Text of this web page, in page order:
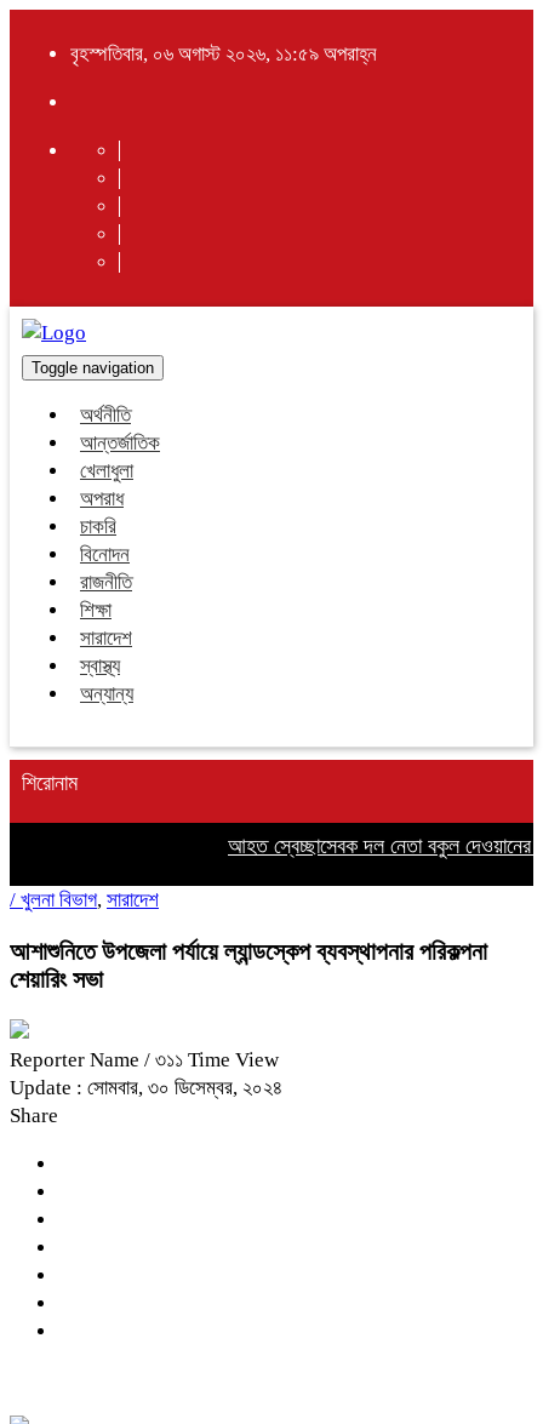
বৃহস্পতিবার, ০৬ অগাস্ট ২০২৬, ১১:৫৯ অপরাহ্ন
Toggle navigation
অর্থনীতি
আন্তর্জাতিক
খেলাধুলা
অপরাধ
চাকরি
বিনোদন
রাজনীতি
শিক্ষা
সারাদেশ
স্বাস্থ্য
অন্যান্য
শিরোনাম
আহত স্বেচ্ছাসেবক দল নেতা বকুল দেওয়ানের
/ খুলনা বিভাগ, সারাদেশ
আশাশুনিতে উপজেলা পর্যায়ে ল্যান্ডস্কেপ ব্যবস্থাপনার পরিকল্পনা
শেয়ারিং সভা
Reporter Name / ৩১১ Time View
Update : সোমবার, ৩০ ডিসেম্বর, ২০২৪
Share